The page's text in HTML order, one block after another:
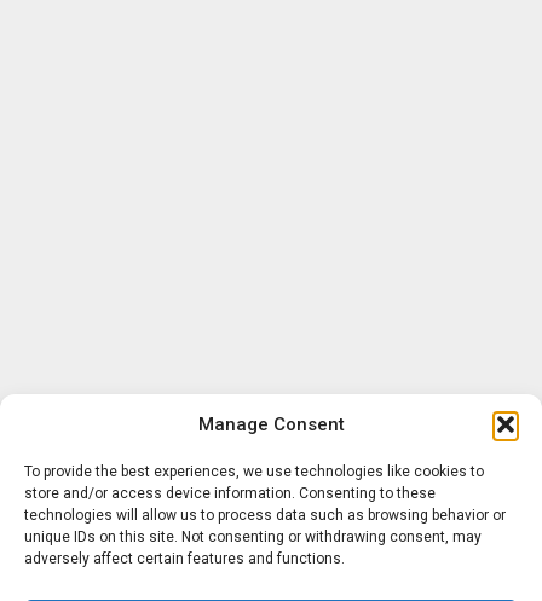
Manage Consent
To provide the best experiences, we use technologies like cookies to
store and/or access device information. Consenting to these
technologies will allow us to process data such as browsing behavior or
unique IDs on this site. Not consenting or withdrawing consent, may
adversely affect certain features and functions.